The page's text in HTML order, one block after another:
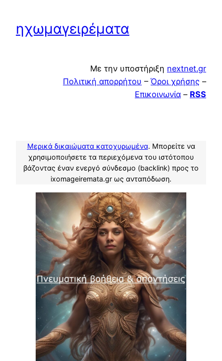
ηχωμαγειρέματα
Με την υποστήριξη nextnet.gr
Πολιτική απορρήτου – Όροι χρήσης –
Επικοινωνία – RSS
Μερικά δικαιώματα κατοχυρωμένα. Μπορείτε να
χρησιμοποιήσετε τα περιεχόμενα του ιστότοπου
βάζοντας έναν ενεργό σύνδεσμο (backlink) προς το
ixomageiremata.gr ως ανταπόδωση.